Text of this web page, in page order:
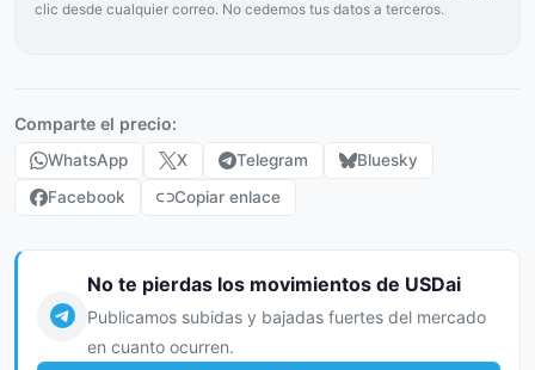
clic desde cualquier correo. No cedemos tus datos a terceros.
Comparte el precio:
WhatsApp X Telegram
Bluesky
Facebook
Copiar enlace
No te pierdas los movimientos de USDai
Publicamos subidas y bajadas fuertes del mercado
en cuanto ocurren.